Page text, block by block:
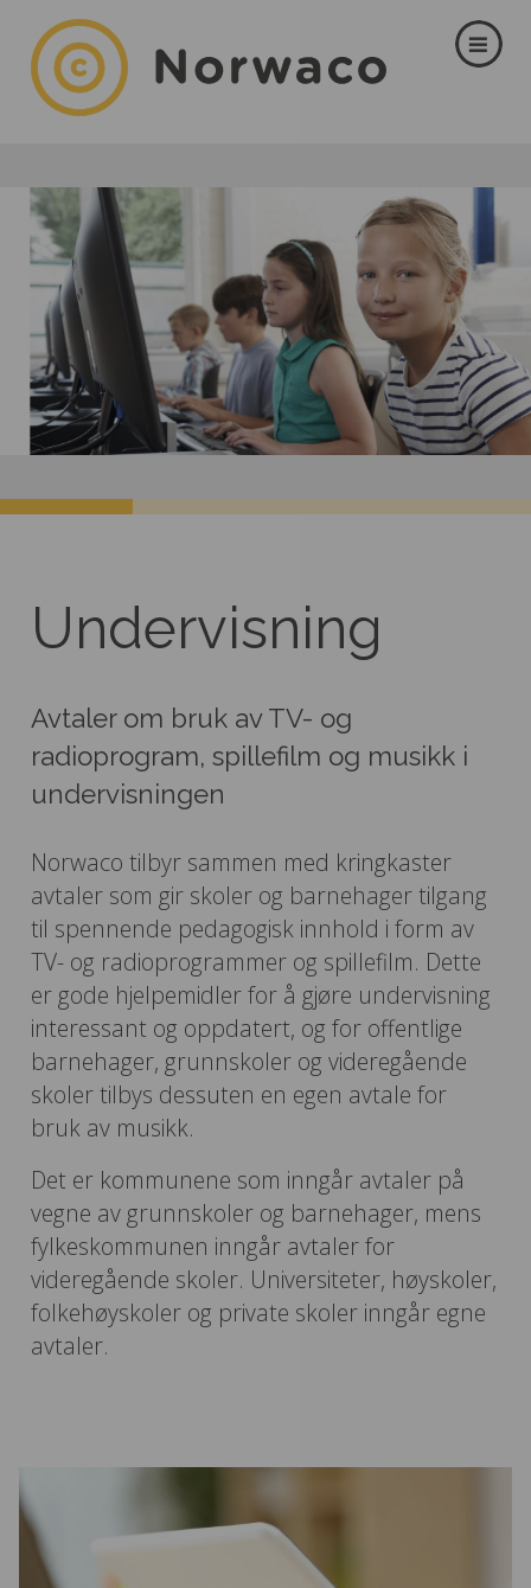
Undervisning
Avtaler om bruk av TV- og
radioprogram, spillefilm og musikk i
undervisningen
Norwaco tilbyr sammen med kringkaster
avtaler som gir skoler og barnehager tilgang
til spennende pedagogisk innhold i form av
TV- og radioprogrammer og spillefilm. Dette
er gode hjelpemidler for å gjøre undervisning
interessant og oppdatert, og for offentlige
barnehager, grunnskoler og videregående
skoler tilbys dessuten en egen avtale for
bruk av musikk.
Det er kommunene som inngår avtaler på
vegne av grunnskoler og barnehager, mens
fylkeskommunen inngår avtaler for
videregående skoler. Universiteter, høyskoler,
folkehøyskoler og private skoler inngår egne
avtaler.